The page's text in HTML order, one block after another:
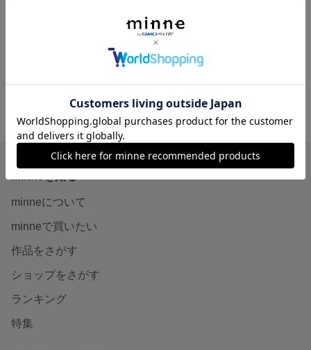
北欧 カヌレ 一輪挿し アロマストーン フラワーベース ドライフラワー 韓国インテリア
minne ホーム muut.ism の作品一覧
minneについて
minneで買いたい
作品をさがす
ショップをさがす
ランキング
特集